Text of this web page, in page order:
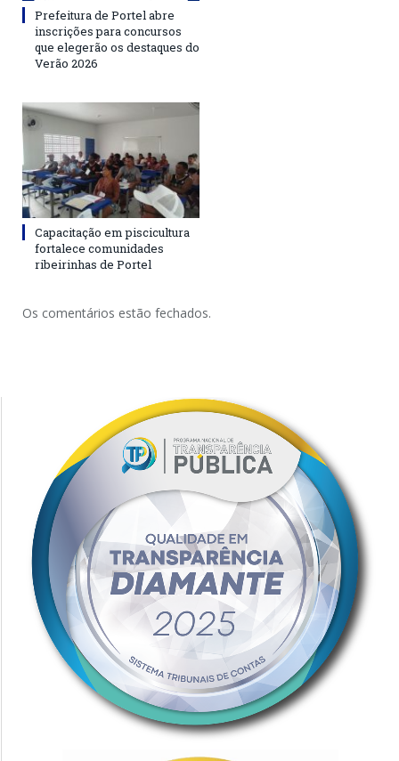
Prefeitura de Portel abre
inscrições para concursos
que elegerão os destaques do
Verão 2026
Capacitação em piscicultura
fortalece comunidades
ribeirinhas de Portel
Os comentários estão fechados.